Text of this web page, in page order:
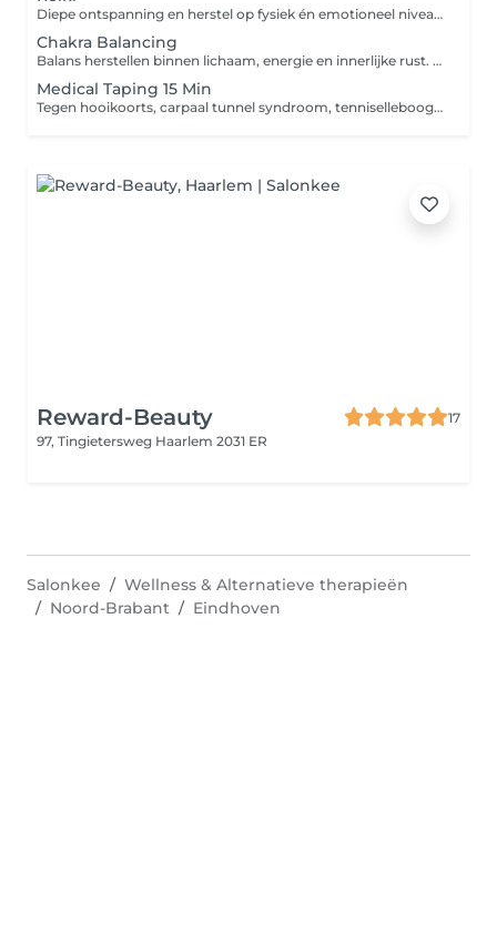
Diepe ontspanning en herstel op fysiek én emotioneel niveau Reiki is een krachtige, traditionele Japanse behandelmethode die gericht is op het ondersteunen van herstel op zowel fysiek als emotioneel niveau. Tijdens een Reiki behandeling wordt het natuurlijke zelfherstellend vermogen van het lichaam geactiveerd, waardoor opgebouwde spanning kan afnemen en het lichaam opnieuw ruimte krijgt om balans te herstellen. Reiki richt zich niet alleen op het verminderen van lichamelijke of emotionele klachten, maar kijkt juist dieper naar de onderliggende oorzaak achter spanning, disbalans of overbelasting binnen het systeem. De behandeling kan zowel ingezet worden bij bestaande klachten als preventief ter ondersteuning van algeheel welzijn en innerlijke balans. Tijdens de behandeling werken wij met zachte handoplegging. Veel mensen ervaren hierbij diepe ontspanning en kunnen sensaties voelen zoals warmte, stroming of lichte tintelingen. Een behandeling waarbij het lichaam wordt uitgenodigd om los te laten wat het langdurig heeft vastgehouden en opnieuw ruimte te creëren voor herstel.
Chakra Balancing
Balans herstellen binnen lichaam, energie en innerlijke rust. Chakra Balancing is een zachte energetische behandeling die gericht is op het herstellen van balans binnen het energiesysteem van het lichaam. Binnen het lichaam bevinden zich verschillende energiecentra ook wel chakra's genoemd die invloed hebben op zowel fysiek, emotioneel als mentaal welzijn. Wanneer deze energiecentra uit balans raken of geblokkeerd zijn, kunnen lichamelijke ongemakken, mentale onrust of een gevoel van disbalans ontstaan. Tijdens een Chakra Balancing behandeling werken wij gericht aan het herstellen van deze balans, zodat energie weer vrijer kan stromen en het lichaam opnieuw ruimte krijgt om spanning los te laten. De behandeling start met het scannen van de chakra's, waarna blokkades worden opgespoord, gereinigd en opnieuw geharmoniseerd. Veel mensen ervaren tijdens en na de behandeling diepe ontspanning, meer innerlijke rust en een sterker gevoel van balans tussen lichaam en geest. Een zachte behandelvorm waarbij herstel niet alleen fysiek, maar op meerdere lagen binnen het systeem wordt ondersteund.
Medical Taping 15 Min
Tegen hooikoorts, carpaal tunnel syndroom, tenniselleboog, pijnlijke nek, zere schouder/knie/enkel etc. Vermeld aub in de opmerking waarvoor de taping is!
Reward-Beauty
17
97, Tingietersweg Haarlem 2031 ER
Salonkee
Wellness & Alternatieve therapieën
Noord-Brabant
Eindhoven